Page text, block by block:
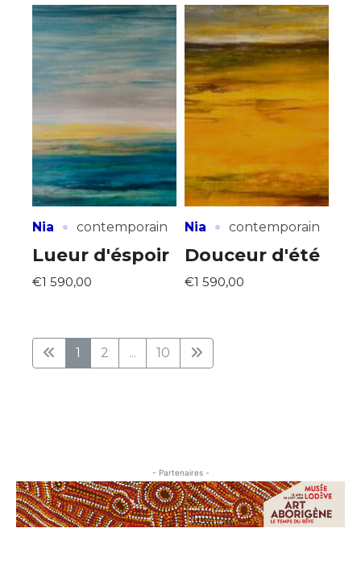
Nia · contemporain
Lueur d'éspoir
€1 590,00
Nia · contemporain
Douceur d'été
€1 590,00
1 2 ... 10
- Partenaires -